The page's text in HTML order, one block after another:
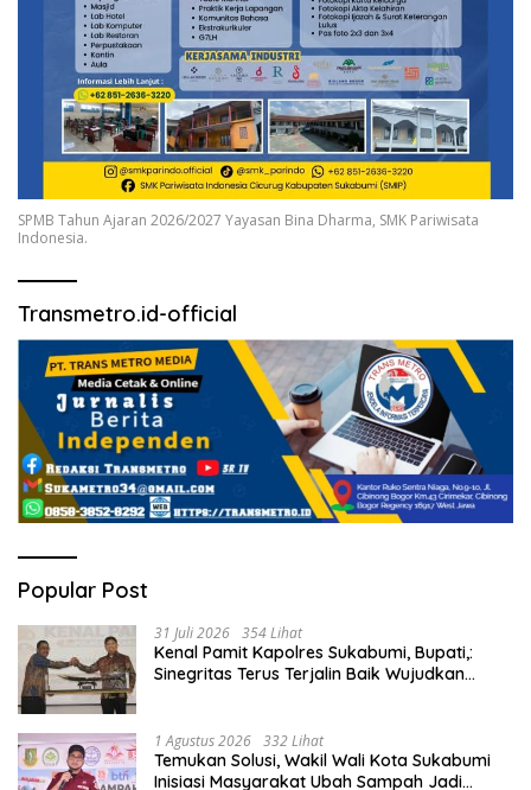
SPMB Tahun Ajaran 2026/2027 Yayasan Bina Dharma, SMK Pariwisata
Indonesia.
Transmetro.id-official
Popular Post
31 Juli 2026 354 Lihat
Kenal Pamit Kapolres Sukabumi, Bupati,:
Sinegritas Terus Terjalin Baik Wujudkan
1 Agustus 2026 332 Lihat
Temukan Solusi, Wakil Wali Kota Sukabumi
Inisiasi Masyarakat Ubah Sampah Jadi